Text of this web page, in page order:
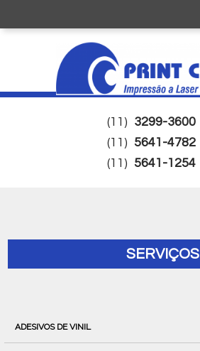
(11) 3299-3600
(11) 5641-4782
(11) 5641-1254
SERVIÇOS
ADESIVOS DE VINIL